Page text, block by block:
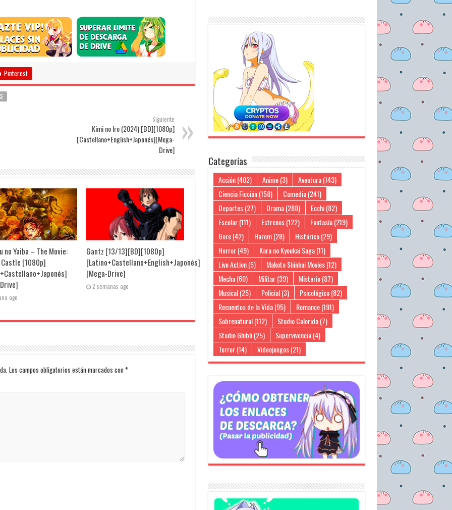
Pinterest
Siguiente
Kimi no Iro (2024) [BD][1080p]
[Castellano+English+Japonés][Mega-
Drive]
no Yaiba – The Movie:
[1080p]
ago
Gantz [13/13][BD][1080p]
[Latino+Castellano+English+Japonés]
[Mega-Drive]
2 semanas ago
Los campos obligatorios están marcados con *
Categorías
Acción(402) Anime(3) Aventura(143)
Ciencia Ficción(158) Comedia(241)
Deportes(27) Drama(288) Ecchi(82)
Escolar(111) Estrenos(122) Fantasía(219)
Gore(42) Harem(28) Histórico(29)
Horror(49) Kara no Kyoukai Saga(11)
Live Action(5) Makoto Shinkai Movies(12)
Mecha(60) Militar(39) Misterio(87)
Musical(25) Policial(3) Psicológico(82)
Recuentos de la Vida(95) Romance(191)
Sobrenatural(112) Studio Colorido(7)
Studio Ghibli(25) Supervivencia(4)
Terror(14) Videojuegos(21)